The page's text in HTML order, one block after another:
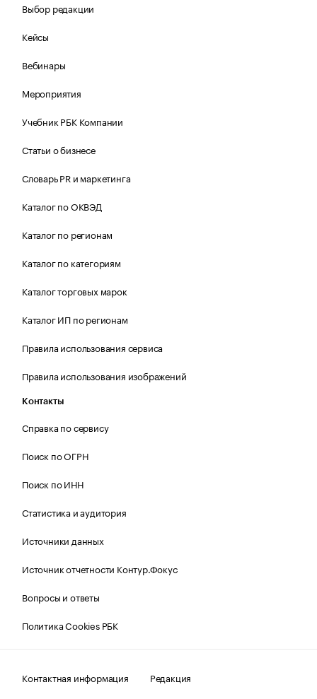
Выбор редакции
Кейсы
Вебинары
Мероприятия
Учебник РБК Компании
Статьи о бизнесе
Словарь PR и маркетинга
Каталог по ОКВЭД
Каталог по регионам
Каталог по категориям
Каталог торговых марок
Каталог ИП по регионам
Правила использования сервиса
Правила использования изображений
Контакты
Справка по сервису
Поиск по ОГРН
Поиск по ИНН
Статистика и аудитория
Источники данных
Источник отчетности Контур.Фокус
Вопросы и ответы
Политика Cookies РБК
Контактная информация
Редакция